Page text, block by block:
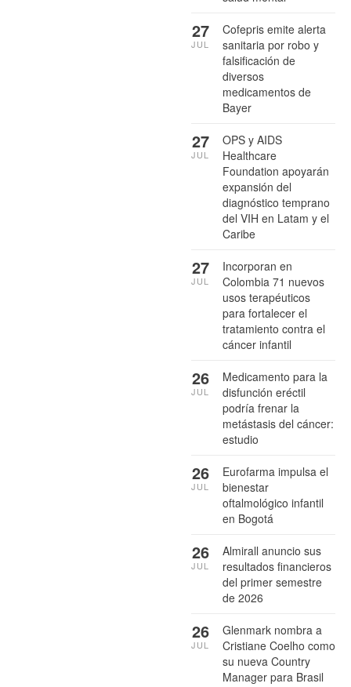
Cofepris emite alerta
sanitaria por robo y
falsificación de
diversos
medicamentos de
Bayer
27
JUL
OPS y AIDS
Healthcare
Foundation apoyarán
expansión del
diagnóstico temprano
del VIH en Latam y el
Caribe
27
JUL
Incorporan en
Colombia 71 nuevos
usos terapéuticos
para fortalecer el
tratamiento contra el
cáncer infantil
27
JUL
Medicamento para la
disfunción eréctil
podría frenar la
metástasis del cáncer:
estudio
26
JUL
Eurofarma impulsa el
bienestar
oftalmológico infantil
en Bogotá
26
JUL
Almirall anuncio sus
resultados financieros
del primer semestre
de 2026
26
JUL
Glenmark nombra a
Cristiane Coelho como
su nueva Country
Manager para Brasil
26
JUL